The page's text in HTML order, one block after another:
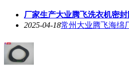
厂家生产大业腾飞洗衣机密
2025-04-18常州大业腾飞海绵